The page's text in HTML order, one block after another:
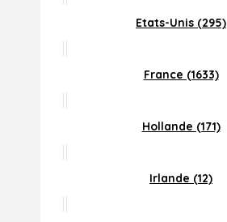
Etats-Unis (295)
France (1633)
Hollande (171)
Irlande (12)